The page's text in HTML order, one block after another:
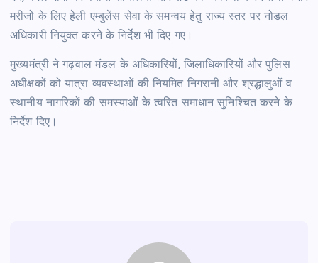
मरीजों के लिए हेली एम्बुलेंस सेवा के समन्वय हेतु राज्य स्तर पर नोडल
अधिकारी नियुक्त करने के निर्देश भी दिए गए।
मुख्यमंत्री ने गढ़वाल मंडल के अधिकारियों, जिलाधिकारियों और पुलिस
अधीक्षकों को यात्रा व्यवस्थाओं की नियमित निगरानी और श्रद्धालुओं व
स्थानीय नागरिकों की समस्याओं के त्वरित समाधान सुनिश्चित करने के
निर्देश दिए।